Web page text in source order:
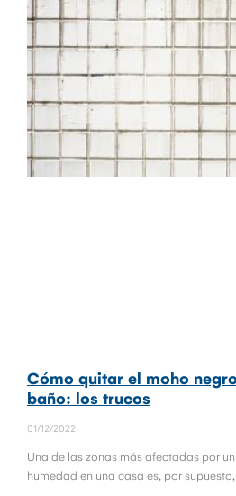
Cómo quitar el moho
baño: los trucos
01/12/2022
Una de las zonas más afectadas por
humedad en una casa es, por